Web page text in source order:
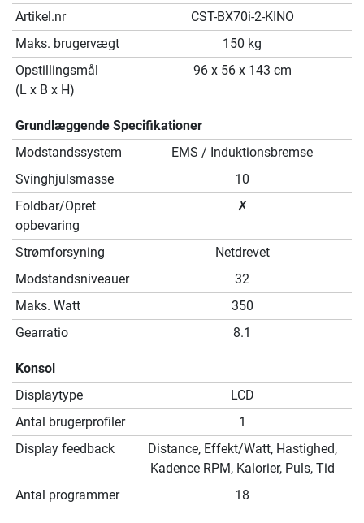
Artikel.nr
CST-BX70i-2-KINO
Maks. brugervægt
150 kg
Opstillingsmål
(L x B x H)
96 x 56 x 143 cm
Grundlæggende Specifikationer
Modstandssystem
EMS / Induktionsbremse
Svinghjulsmasse
10
Foldbar/Opret
opbevaring
✗
Strømforsyning
Netdrevet
Modstandsniveauer
32
Maks. Watt
350
Gearratio
8.1
Konsol
Displaytype
LCD
Antal brugerprofiler
1
Display feedback
Distance, Effekt/Watt, Hastighed,
Kadence RPM, Kalorier, Puls, Tid
Antal programmer
18